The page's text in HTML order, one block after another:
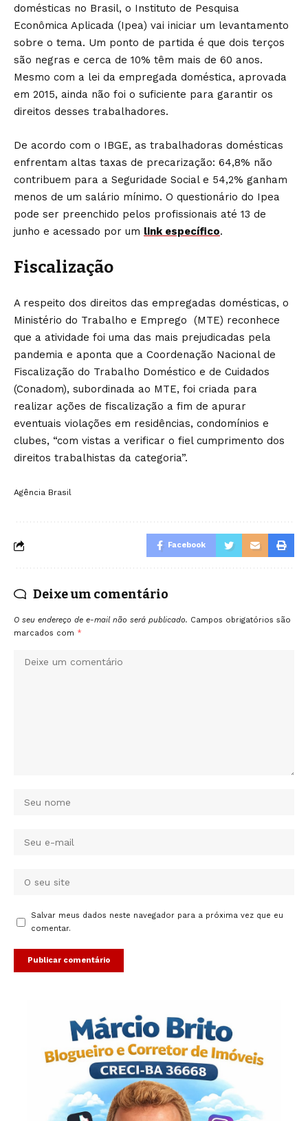
domésticas no Brasil, o Instituto de Pesquisa
Econômica Aplicada (Ipea) vai iniciar um levantamento
sobre o tema. Um ponto de partida é que dois terços
são negras e cerca de 10% têm mais de 60 anos.
Mesmo com a lei da empregada doméstica, aprovada
em 2015, ainda não foi o suficiente para garantir os
direitos desses trabalhadores.‌
De acordo com o IBGE, as trabalhadoras domésticas
enfrentam altas taxas de precarização: 64,8% não
contribuem para a Seguridade Social e 54,2% ganham
menos de um salário mínimo. O questionário do Ipea
pode ser preenchido pelos profissionais até 13 de
junho e acessado por um link específico.
Fiscalização
A respeito dos direitos das empregadas domésticas, o
Ministério do Trabalho e Emprego (MTE) reconhece
que a atividade foi uma das mais prejudicadas pela
pandemia e aponta que a Coordenação Nacional de
Fiscalização do Trabalho Doméstico e de Cuidados
(Conadom), subordinada ao MTE, foi criada para
realizar ações de fiscalização a fim de apurar
eventuais violações em residências, condomínios e
clubes, “com vistas a verificar o fiel cumprimento dos
direitos trabalhistas da categoria”.
Agência Brasil
Facebook
Deixe um comentário
O seu endereço de e-mail não será publicado. Campos obrigatórios são
marcados com *
Salvar meus dados neste navegador para a próxima vez que eu
comentar.